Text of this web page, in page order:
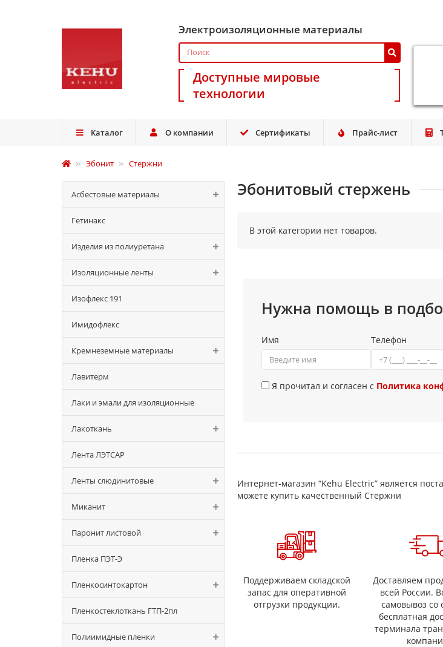
Электроизоляционные материалы
Доступные мировые
технологии
Каталог О компании Сертификаты Прайс-лист
Эбонит Стержни
Асбестовые материалы
Гетинакс
Изделия из полиуретана
Изоляционные ленты
Изофлекс 191
Имидофлекс
Кремнеземные материалы
Лавитерм
Лаки и эмали для изоляционные
Лакоткань
Лента ЛЭТСАР
Ленты слюдинитовые
Миканит
Паронит листовой
Пленка ПЭТ-Э
Пленкосинтокартон
Пленкостеклоткань ГТП-2пл
Полиимидные пленки
Эбонитовый стержень
В этой категории нет товаров.
Нужна помощь в
Имя Телефон
Я прочитал и согласен с Политика
Интернет-магазин “Kehu Electric” является
можете купить качественный Стержни
Поддерживаем складской
запас для оперативной
отгрузки продукции.
Доставляем
всей России.
самовывоз со
бесплатная
терминала